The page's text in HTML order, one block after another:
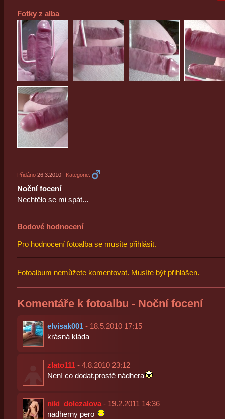
Fotky z alba
Přidáno 26.3.2010 Kategorie:
Noční focení
Nechtělo se mi spát...
Bodové hodnocení
Pro hodnocení fotoalba se musíte přihlásit.
Fotoalbum nemůžete komentovat. Musíte být přihlášen.
Komentáře k fotoalbu - Noční focení
elvisak001- 18.5.2010 17:15
krásná kláda
zlato111- 4.8.2010 23:12
Není co dodat,prostě nádhera
niki_dolezalova- 19.2.2011 14:36
nadherny pero